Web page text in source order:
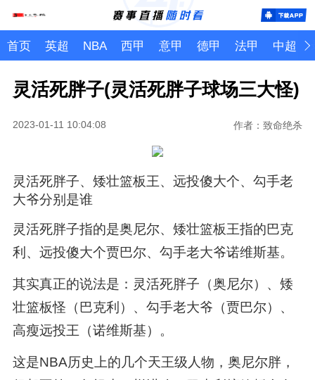
首页 英超 NBA 西甲 意甲 德甲 法甲 中超
灵活死胖子(灵活死胖子球场三大怪)
2023-01-11 10:04:08 作者：致命绝杀
灵活死胖子、矮壮篮板王、远投傻大个、勾手老
大爷分别是谁
灵活死胖子指的是奥尼尔、矮壮篮板王指的巴克
利、远投傻大个贾巴尔、勾手老大爷诺维斯基。
其实真正的说法是：灵活死胖子（奥尼尔）、矮
壮篮板怪（巴克利）、勾手老大爷（贾巴尔）、
高瘦远投王（诺维斯基）。
这是NBA历史上的几个天王级人物，奥尼尔胖，